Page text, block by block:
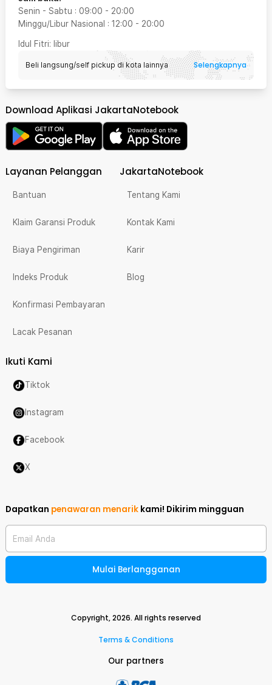
Senin - Sabtu : 09:00 - 20:00
Minggu/Libur Nasional : 12:00 - 20:00
Idul Fitri: libur
Beli langsung/self pickup di kota lainnya Selengkapnya
Download Aplikasi JakartaNotebook
Layanan Pelanggan
Bantuan
Klaim Garansi Produk
Biaya Pengiriman
Indeks Produk
Konfirmasi Pembayaran
Lacak Pesanan
JakartaNotebook
Tentang Kami
Kontak Kami
Karir
Blog
Ikuti Kami
Tiktok
Instagram
Facebook
X
Dapatkan penawaran menarik kami! Dikirim mingguan
Email Anda
Mulai Berlangganan
Copyright,2026. All rights reserved
Terms & Conditions
Our partners